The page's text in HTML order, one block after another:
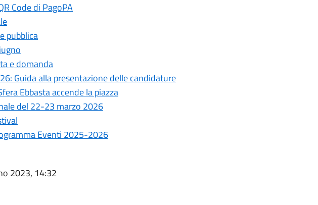
Code di PagoPA
pubblica
e domanda
Guida alla presentazione delle candidature
Ebbasta accende la piazza
del 22-23 marzo 2026
Eventi 2025-2026
2023, 14:32